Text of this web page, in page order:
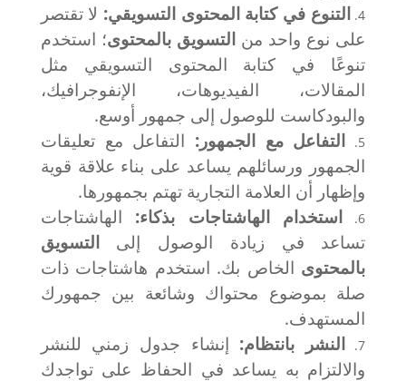
التنوع في كتابة المحتوى التسويقي: لا تقتصر
على نوع واحد منالتسويق بالمحتوى؛ استخدم
تنوعًا في كتابة المحتوى التسويقي مثل
المقالات، الفيديوهات، الإنفوجرافيك،
والبودكاست للوصول إلى جمهور أوسع.
التفاعل مع الجمهور: التفاعل مع تعليقات
الجمهور ورسائلهم يساعد على بناء علاقة قوية
وإظهار أن العلامة التجارية تهتم بجمهورها.
استخدام الهاشتاجات بذكاء: الهاشتاجات
تساعد في زيادة الوصول إلىالتسويق
بالمحتوى الخاص بك. استخدم هاشتاجات ذات
صلة بموضوع محتواك وشائعة بين جمهورك
المستهدف.
النشر بانتظام: إنشاء جدول زمني للنشر
والالتزام به يساعد في الحفاظ على تواجدك